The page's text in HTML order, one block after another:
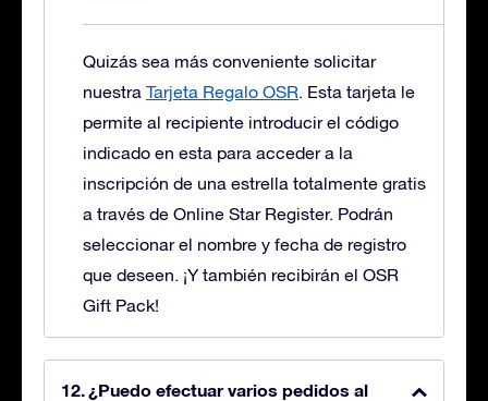
Quizás sea más conveniente solicitar
nuestra Tarjeta Regalo OSR. Esta tarjeta le
permite al recipiente introducir el código
indicado en esta para acceder a la
inscripción de una estrella totalmente gratis
a través de Online Star Register. Podrán
seleccionar el nombre y fecha de registro
que deseen. ¡Y también recibirán el OSR
Gift Pack!
¿Puedo efectuar varios pedidos al